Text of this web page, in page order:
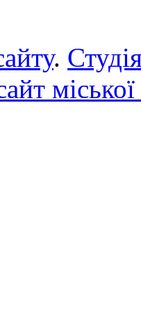
.